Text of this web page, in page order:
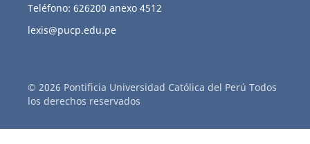
Teléfono: 626200 anexo 4512
lexis@pucp.edu.pe
© 2026 Pontificia Universidad Católica del Perú Todos
los derechos reservados